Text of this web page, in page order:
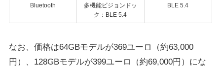
Bluetooth
多機能ビジョンドッ
ク：BLE 5.4
BLE 5.4
なお、価格は64GBモデルが369ユーロ（約63,000
円）、128GBモデルが399ユーロ（約69,000円）にな